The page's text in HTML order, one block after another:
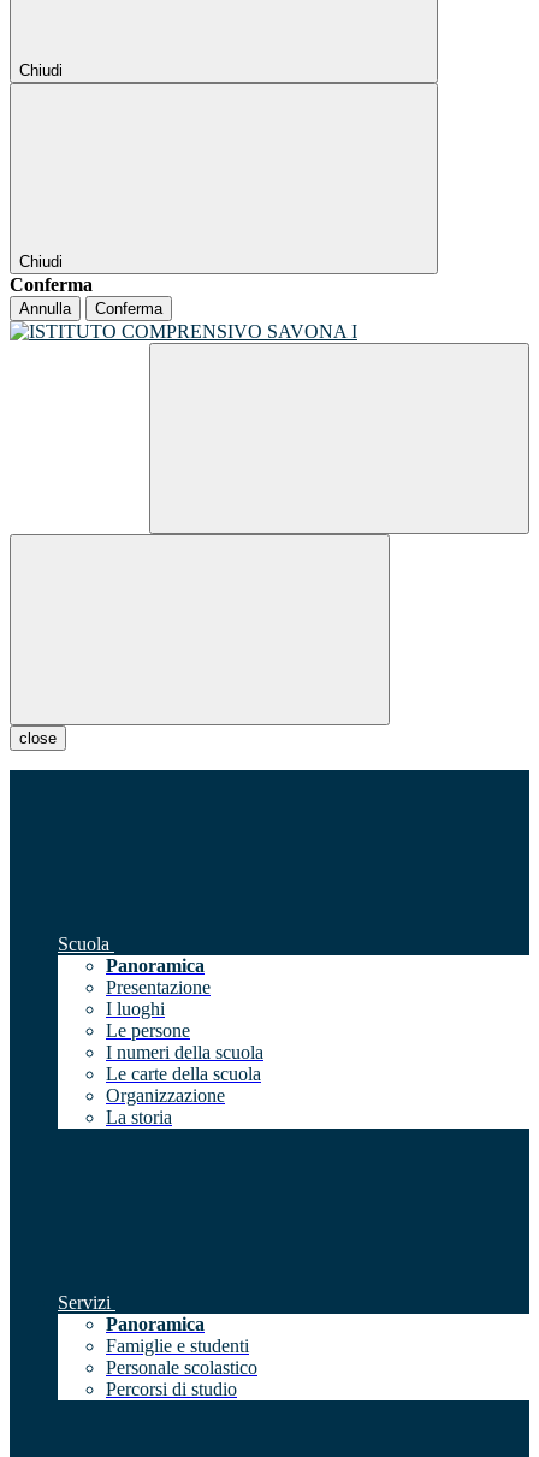
Chiudi
Chiudi
Conferma
Annulla Conferma
close
Scuola
Panoramica
Presentazione
I luoghi
Le persone
I numeri della scuola
Le carte della scuola
Organizzazione
La storia
Servizi
Panoramica
Famiglie e studenti
Personale scolastico
Percorsi di studio